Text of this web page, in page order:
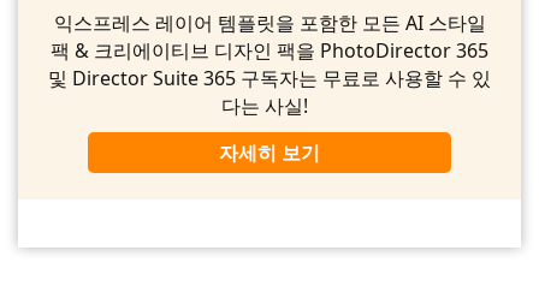
익스프레스 레이어 템플릿을 포함한 모든 AI 스타일
팩 & 크리에이티브 디자인 팩을 PhotoDirector 365
및 Director Suite 365 구독자는 무료로 사용할 수 있
다는 사실!
자세히 보기